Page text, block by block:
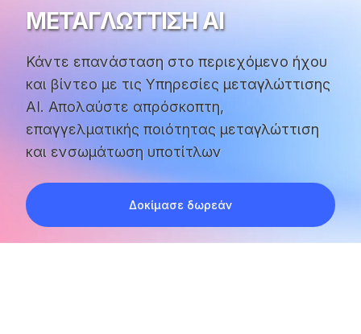
ΜΕΤΑΓΛΏΤΤΙΣΗ AI
Κάντε επανάσταση στο περιεχόμενο ήχου
και βίντεο με τις Υπηρεσίες μεταγλώττισης
AI. Απολαύστε απρόσκοπτη,
επαγγελματικής ποιότητας μεταγλώττιση
και ενσωμάτωση υποτίτλων
Δοκίμασε δωρεάν